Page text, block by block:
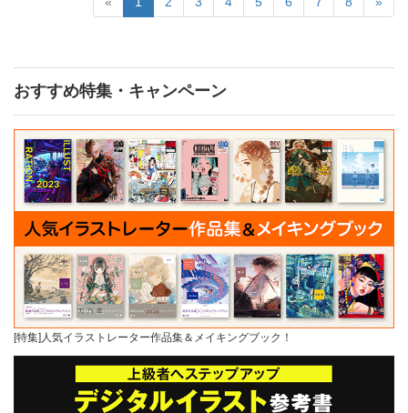
おすすめ特集・キャンペーン
[特集]人気イラストレーター作品集＆メイキングブック！